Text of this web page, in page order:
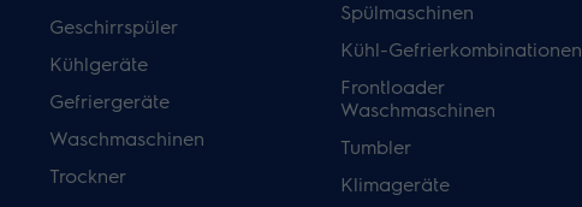
Geschirrspüler
Kühlgeräte
Gefriergeräte
Waschmaschinen
Trockner
Spülmaschinen
Kühl-Gefrierkombinationen
Frontloader
Waschmaschinen
Tumbler
Klimageräte